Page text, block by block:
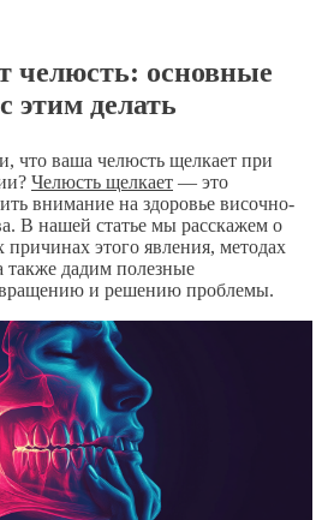
челюсть: основные
этим делать
что ваша челюсть щелкает при
Челюсть щелкает — это
внимание на здоровье височно-
В нашей статье мы расскажем о
этого явления, методах
также дадим полезные
и решению проблемы.